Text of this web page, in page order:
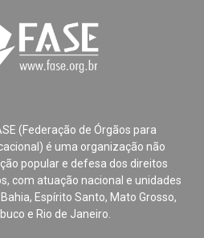
(Federação de Órgãos para
é uma organização não
popular e defesa dos direitos
com atuação nacional e unidades
Espírito Santo, Mato Grosso,
e Rio de Janeiro.